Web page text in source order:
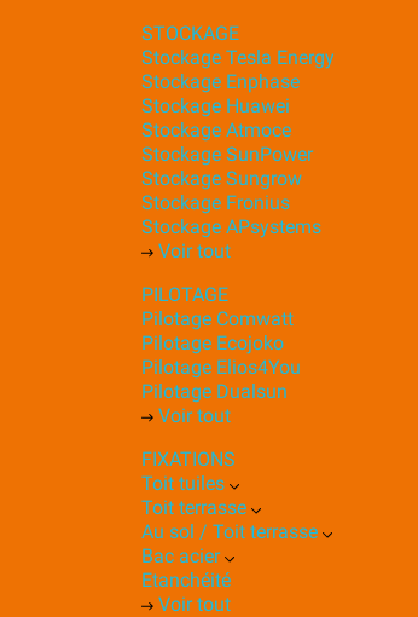
STOCKAGE
Stockage Tesla Energy
Stockage Enphase
Stockage Huawei
Stockage Atmoce
Stockage SunPower
Stockage Sungrow
Stockage Fronius
Stockage APsystems
Voir tout
PILOTAGE
Pilotage Comwatt
Pilotage Ecojoko
Pilotage Elios4You
Pilotage Dualsun
Voir tout
FIXATIONS
Toit tuiles
Toit terrasse
Au sol / Toit terrasse
Bac acier
Etanchéité
Voir tout